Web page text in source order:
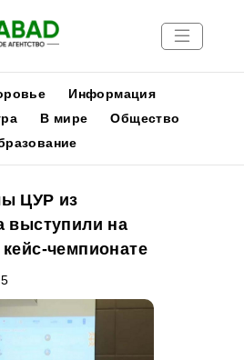
Информация
В мире
Общество
ЦУР из
выступили на
чемпионате